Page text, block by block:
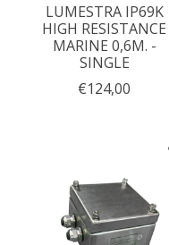
LUMESTRA IP69K
HIGH RESISTANCE
MARINE 0,6M. -
SINGLE
€124,00